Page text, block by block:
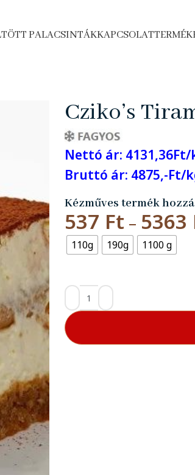
PALACSINTÁKKAPCSOLAT
Cziko’s
Nettó ár: 4131,36Ft/
Bruttó ár: 4875,-Ft/
Kézműves termék
537 Ft – 5363
110g 190g 1100 g